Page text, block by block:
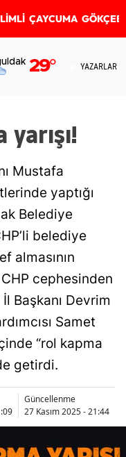
ÇAYCUMA
29° YAZARLAR
Mustafa
yaptığı
Belediye
belediye
almasının
cephesinden
Başkanı Devrim
Samet
“rol kapma
getirdi.
Güncellenme
27 Kasım 2025 - 21:44